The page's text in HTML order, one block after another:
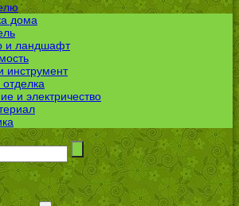
дома
и ландшафт
инструмент
и электричество